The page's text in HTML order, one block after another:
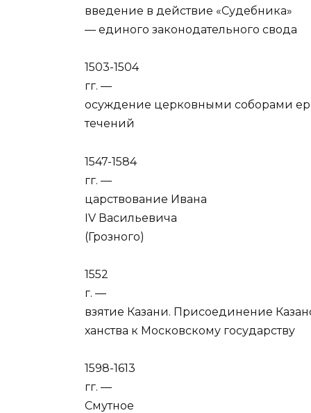
введение в действие «Судебника»
— единого законодательного свода
1503-1504
гг. —
осуждение церковными соборами
течений
1547-1584
гг. —
царствование Ивана
IV Васильевича
(Грозного)
1552
г. —
взятие Казани. Присоединение
ханства к Московскому государству
1598-1613
гг. —
Смутное